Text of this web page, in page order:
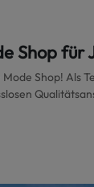
Shop für
Shop! Als